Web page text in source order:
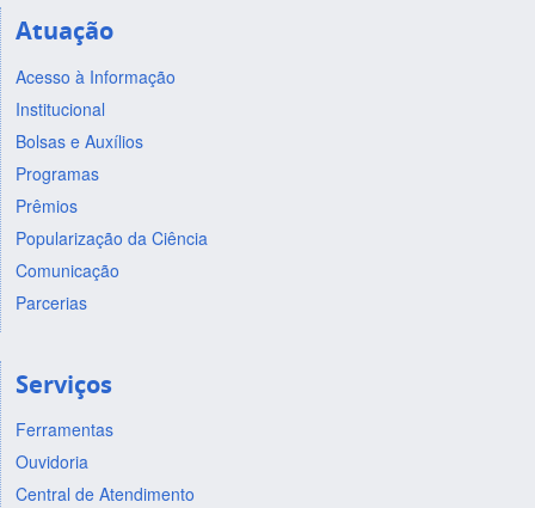
Atuação
Acesso à Informação
Institucional
Bolsas e Auxílios
Programas
Prêmios
Popularização da Ciência
Comunicação
Parcerias
Serviços
Ferramentas
Ouvidoria
Central de Atendimento